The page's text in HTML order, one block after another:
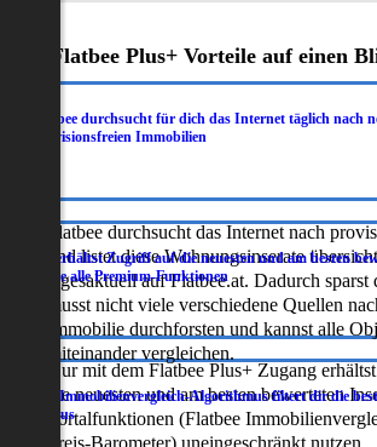
Flatbee Plus+ Vorteile auf einen
Flatbee durchsucht für dich das Internet täglich nach
provisionsfreien Immobilien
Flatbee durchsucht das Internet nach
und listet diese Wohnungsinserate
tagesaktuell auf Flatbee.at. Dadurch
musst nicht viele verschiedene Quellen
Immobilie durchforsten und kannst alle
miteinander vergleichen.
Du erhältst Zugriff auf die neuesten und am besten
sowie alle Premium-Funktionen
Nur mit dem Flatbee Plus+ Zugang
die neuesten und am besten bewerteten
Portalfunktionen (Flatbee
Der Immobilienvergleich-Algorithmus filtert dir die
heraus